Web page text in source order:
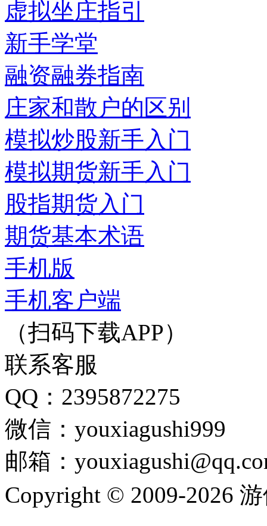
虚拟坐庄指引
新手学堂
融资融券指南
庄家和散户的区别
模拟炒股新手入门
模拟期货新手入门
股指期货入门
期货基本术语
手机版
手机客户端
（扫码下载APP）
联系客服
QQ：2395872275
微信：youxiagushi999
邮箱：
Copyright © 2009-2026